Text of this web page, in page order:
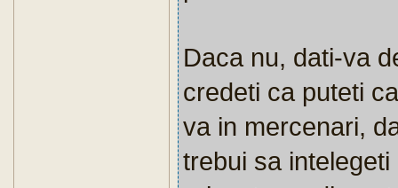
Daca nu, dati-va
credeti ca puteti
va in mercenari,
trebui sa